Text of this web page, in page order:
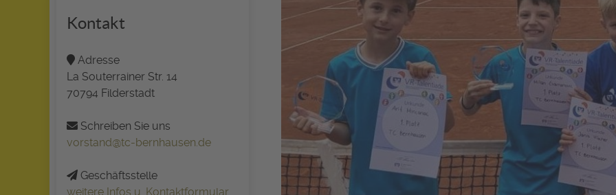
Kontakt
Adresse
La Souterrainer Str. 14
70794 Filderstadt
Schreiben Sie uns
vorstand@tc-bernhausen.de
Geschäftsstelle
weitere Infos u. Kontaktformular